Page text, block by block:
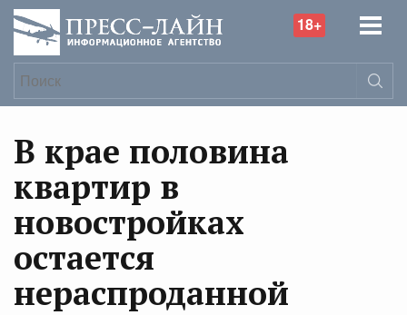
18+
В крае половина
квартир в
новостройках
остается
нераспроданной